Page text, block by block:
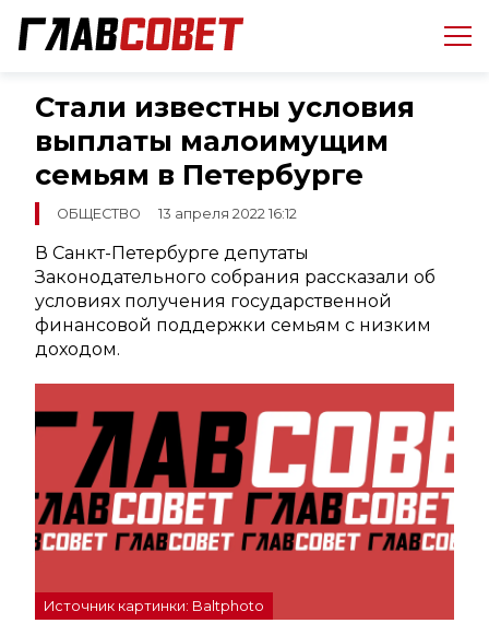
Стали известны условия
выплаты малоимущим
семьям в Петербурге
ОБЩЕСТВО 13 апреля 2022 16:12
В Санкт-Петербурге депутаты
Законодательного собрания рассказали об
условиях получения государственной
финансовой поддержки семьям с низким
доходом.
Источник картинки: Baltphoto